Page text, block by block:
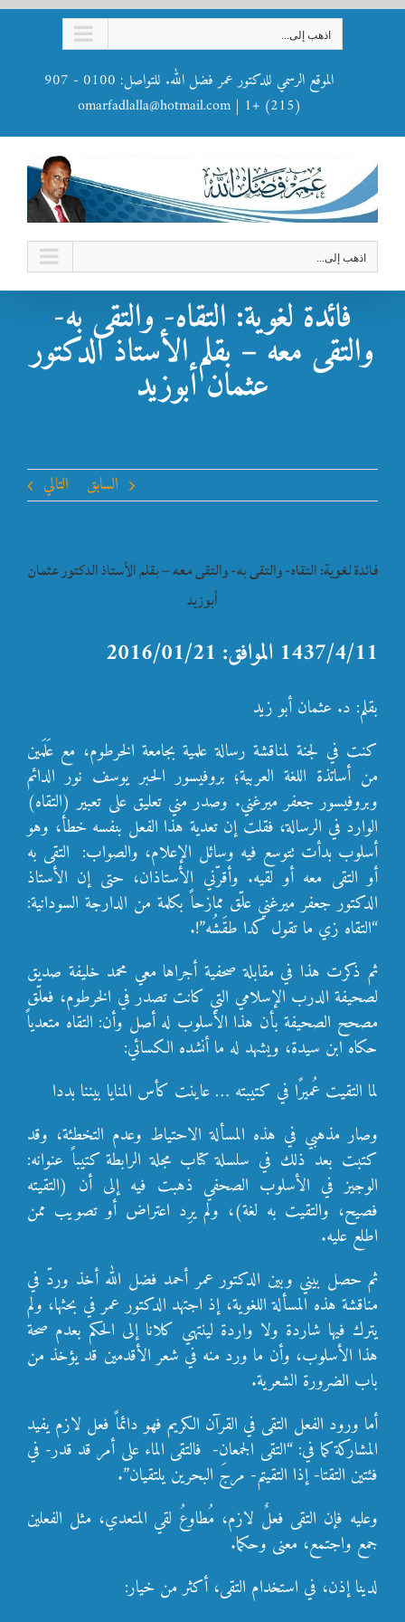
اذهب إلى...
الموقع الرسمي للدكتور عمر فضل الله. للتواصل: 0100 - 907
(215) +1
|
omarfadlalla@hotmail.com
اذهب إلى...
فائدة لغوية: التقاه- والتقى به-
والتقى معه – بقلم الأستاذ الدكتور
عثمان أبوزيد
السابق التالي
فائدة لغوية: التقاه- والتقى به- والتقى معه – بقلم الأستاذ الدكتور عثمان
أبوزيد
1437/4/11 الموافق: 2016/01/21
بقلم: د. عثمان أبو زيد
كنت في لجنة لمناقشة رسالة علمية بجامعة الخرطوم، مع عَلَمين
من أساتذة اللغة العربية؛ بروفيسور الحبر يوسف نور الدائم
وبروفيسور جعفر ميرغني. وصدر مني تعليق على تعبير (التقاه)
الوارد في الرسالة، فقلت إن تعدية هذا الفعل بنفسه خطأ، وهو
أسلوب بدأت تتوسع فيه وسائل الإعلام، والصواب: التقى به
أو التقى معه أو لقيه. وأقرّني الأستاذان، حتى إن الأستاذ
الدكتور جعفر ميرغني علّق ممازحاً بكلمة من الدارجة السودانية:
“التقاه زي ما تقول كدا طقَشُه”!.
ثم ذكرت هذا في مقابلة صحفية أجراها معي محمد خليفة صديق
لصحيفة الدرب الإسلامي التي كانت تصدر في الخرطوم، فعلّق
مصحح الصحيفة بأن هذا الأسلوب له أصل وأن: التقاه متعدياً
حكاه ابن سيدة، ويشهد له ما أنشده الكسائي:
لما التقيت عُميرًا في كتيبته … عاينت كأس المنايا بيننا بددا
وصار مذهبي في هذه المسألة الاحتياط وعدم التخطئة، وقد
كتبت بعد ذلك في سلسلة كتاب مجلة الرابطة كتيباً عنوانه:
الوجيز في الأسلوب الصحفي ذهبت فيه إلى أن (التقيته
فصيح، والتقيت به لغة)، ولم يرِد اعتراض أو تصويب ممن
اطلع عليه.
ثم حصل بيني وبين الدكتور عمر أحمد فضل الله أخذ وردّ في
مناقشة هذه المسألة اللغوية، إذ اجتهد الدكتور عمر في بحثها، ولم
يترك فيها شاردة ولا واردة لينتهي كلانا إلى الحكم بعدم صحة
هذا الأسلوب، وأن ما ورد منه في شعر الأقدمين قد يؤخذ من
باب الضرورة الشعرية.
أما ورود الفعل التقى في القرآن الكريم فهو دائماً فعل لازم يفيد
المشاركة كما في: “التقى الجمعان- فالتقى الماء على أمر قد قدر- في
فئتين التقتا- إذا التقيتم- مرجَ البحرين يلتقيان”.
وعليه فإن التقى فعلٌ لازم، مُطاوعُ لقي المتعدي، مثل الفعلين
جمع واجتمع، معنى وحكما.
لدينا إذن، في استخدام التقى، أكثر من خيار: